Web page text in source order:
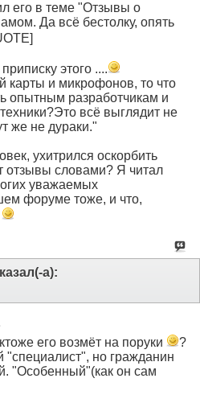
его в теме "Отзывы о
Да всё бестолку, опять
этого ....
карты и микрофонов, то что
опытным разработчикам и
всё выглядит не
же не дураки."
ухитрился оскорбить
отзывы словами? Я читал
уважаемых
форуме тоже, и что,
а):
его возмёт на поруки
?
но гражданин
"Особенный"(как он сам